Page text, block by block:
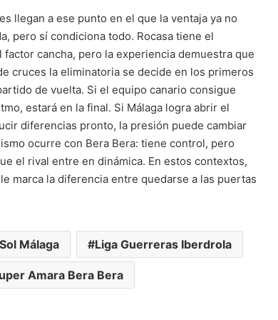
llegan a ese punto en el que la ventaja ya no
pero sí condiciona todo. Rocasa tiene el
factor cancha, pero la experiencia demuestra que
cruces la eliminatoria se decide en los primeros
de vuelta. Si el equipo canario consigue
estará en la final. Si Málaga logra abrir el
diferencias pronto, la presión puede cambiar
ocurre con Bera Bera: tiene control, pero
el rival entre en dinámica. En estos contextos,
marca la diferencia entre quedarse a las puertas
Málaga Liga Guerreras Iberdrola
Amara Bera Bera